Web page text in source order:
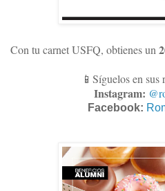
Con tu carnet USFQ, obtienes un
📱Síguelos en sus
Instagram:
Facebook: